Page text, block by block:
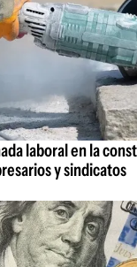
laboral en la
y sindicatos